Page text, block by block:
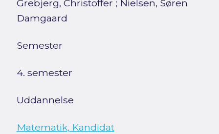
Grebjerg, Christoffer ; Nielsen, Søren
Damgaard
Semester
4. semester
Uddannelse
Matematik, Kandidat